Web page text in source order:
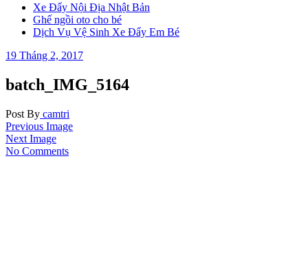
Xe Đẩy Nội Địa Nhật Bản
Ghế ngồi oto cho bé
Dịch Vụ Vệ Sinh Xe Đẩy Em Bé
19 Tháng 2, 2017
batch_IMG_5164
Post By camtri
Previous Image
Next Image
No Comments